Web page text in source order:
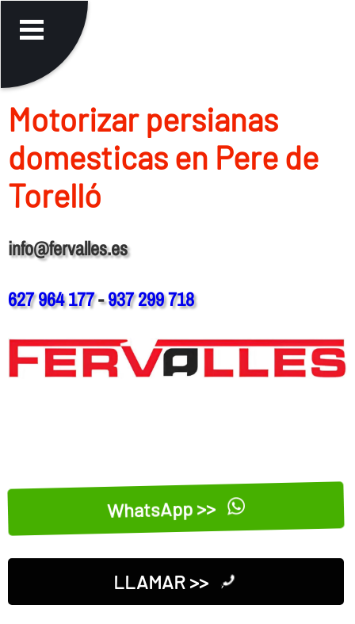
Motorizar persianas
domesticas en Pere de
Torelló
info@fervalles.es
627 964 177-937 299 718
WhatsApp >>
LLAMAR >>